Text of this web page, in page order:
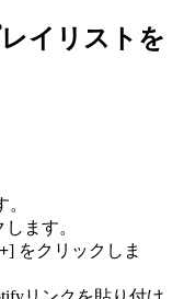
イリストを
ます。
+] をクリックしま